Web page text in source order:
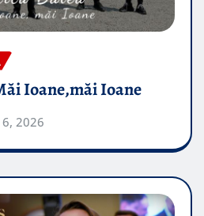
Ioane,măi Ioane
2026